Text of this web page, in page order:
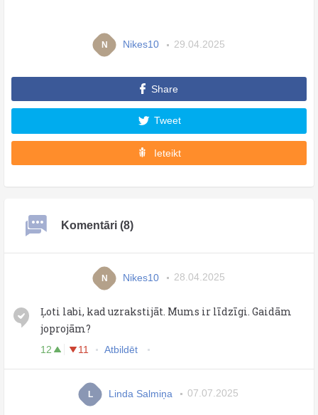
N Nikes10 29.04.2025
Share
Tweet
Ieteikt
Komentāri (8)
N Nikes10 28.04.2025
Ļoti labi, kad uzrakstijāt. Mums ir līdzīgi. Gaidām
joprojām?
12 11 Atbildēt
L Linda Salmiņa 07.07.2025